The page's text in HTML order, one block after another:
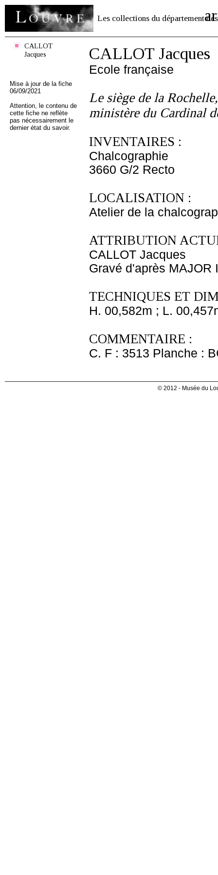
Les collections du département des
CALLOT
Jacques
Mise à jour de la fiche
06/09/2021
Attention, le contenu de
cette fiche ne reflète
pas nécessairement le
dernier état du savoir.
CALLOT Jacques
Ecole française
Le siège de la
ministère du Cardinal
INVENTAIRES :
Chalcographie
3660 G/2 Recto
LOCALISATION :
Atelier de la
ATTRIBUTION
CALLOT Jacques
Gravé d'après MAJOR
TECHNIQUES ET
H. 00,582m ; L.
COMMENTAIRE :
C. F : 3513 Planche :
© 2012 - Musée du